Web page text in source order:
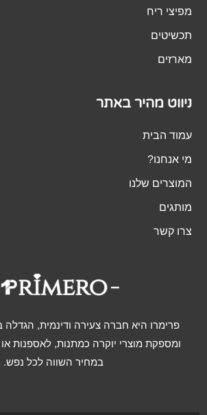
מפיצי ריח
תכשיטים
מארזים
ניווט מהיר באתר
עמוד הבית
מי אנחנו?
המוצרים שלנו
מותגים
צרו קשר
פרימרו היא חברה צעירה ודינמית,
ומספקת מוצרי יוקרה כמתנות, לאספנות
במחיר השווה לכל נפש.